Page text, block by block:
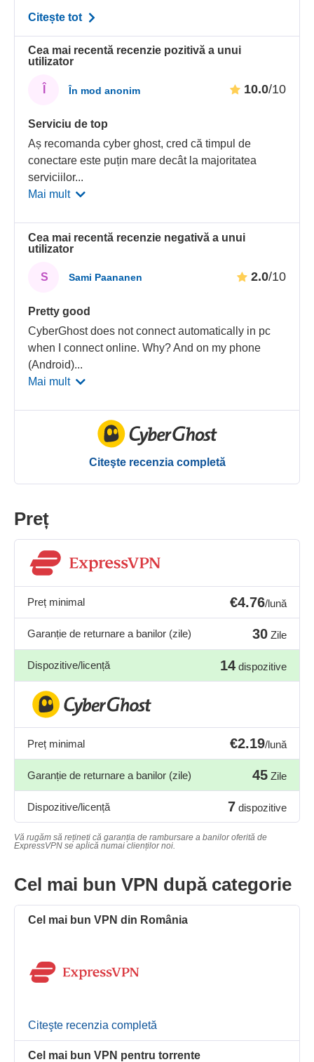
Citește tot
Cea mai recentă recenzie pozitivă a unui
utilizator
În mod anonim 10.0/10
Serviciu de top
Aș recomanda cyber ghost, cred că timpul de
conectare este puțin mare decât la majoritatea
serviciilor...
Mai mult
Cea mai recentă recenzie negativă a unui
utilizator
S Sami Paananen 2.0/10
Pretty good
CyberGhost does not connect automatically in pc
when I connect online. Why? And on my phone
(Android)...
Mai mult
Citeşte recenzia completă
Preț
Preț minimal €4.76/lună
Garanție de returnare a banilor (zile) 30 Zile
Dispozitive/licență 14 dispozitive
Preț minimal €2.19/lună
Garanție de returnare a banilor (zile) 45 Zile
Dispozitive/licență 7 dispozitive
Vă rugăm să rețineți că garanția de rambursare a banilor oferită de
ExpressVPN se aplică numai clienților noi.
Cel mai bun VPN după categorie
Cel mai bun VPN din România
Citeşte recenzia completă
Cel mai bun VPN pentru torrente